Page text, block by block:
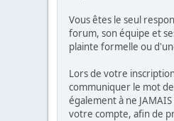
Vous êtes le seul
forum, son équipe et
plainte formelle ou
Lors de votre
communiquer le mot
également à ne
votre compte, afin de